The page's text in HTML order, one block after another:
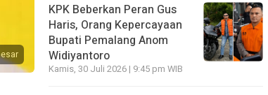
KPK Beberkan Peran Gus
Haris, Orang Kepercayaan
Bupati Pemalang Anom
Widiyantoro
Kamis, 30 Juli 2026 | 9:45 pm WIB